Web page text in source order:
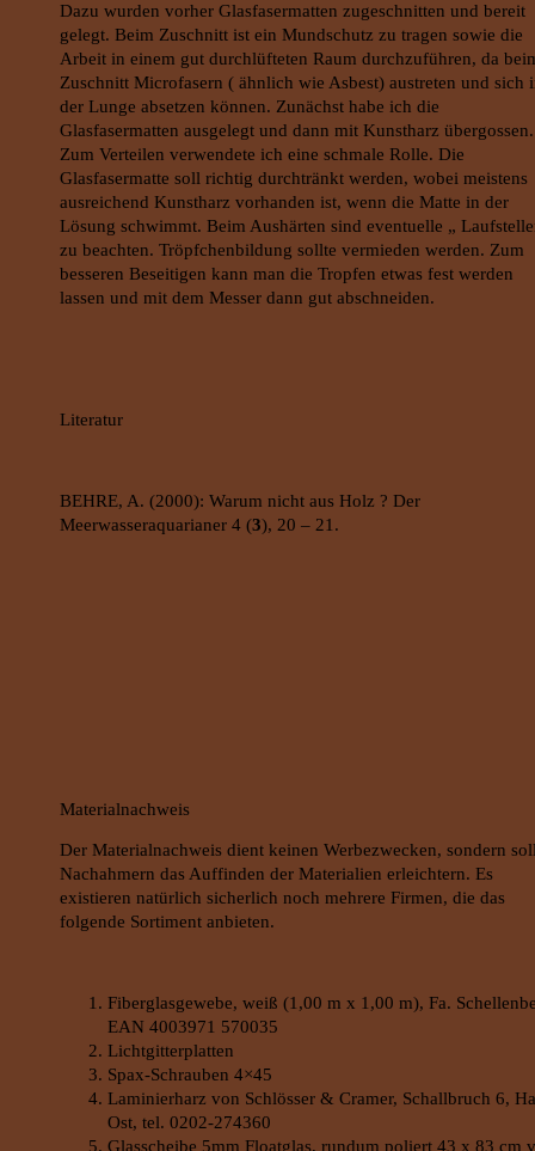
Dazu wurden vorher Glasfasermatten zugeschnitten und bereit
gelegt. Beim Zuschnitt ist ein Mundschutz zu tragen sowie die
Arbeit in einem gut durchlüfteten Raum durchzuführen, da
Zuschnitt Microfasern ( ähnlich wie Asbest) austreten und sich
der Lunge absetzen können. Zunächst habe ich die
Glasfasermatten ausgelegt und dann mit Kunstharz übergossen.
Zum Verteilen verwendete ich eine schmale Rolle. Die
Glasfasermatte soll richtig durchtränkt werden, wobei meistens
ausreichend Kunstharz vorhanden ist, wenn die Matte in der
Lösung schwimmt. Beim Aushärten sind eventuelle „
zu beachten. Tröpfchenbildung sollte vermieden werden. Zum
besseren Beseitigen kann man die Tropfen etwas fest werden
lassen und mit dem Messer dann gut abschneiden.
Literatur
BEHRE, A. (2000): Warum nicht aus Holz ? Der
Meerwasseraquarianer 4 (3), 20 – 21.
Materialnachweis
Der Materialnachweis dient keinen Werbezwecken, sondern
Nachahmern das Auffinden der Materialien erleichtern. Es
existieren natürlich sicherlich noch mehrere Firmen, die das
folgende Sortiment anbieten.
Fiberglasgewebe, weiß (1,00 m x 1,00 m), Fa.
EAN 4003971 570035
Lichtgitterplatten
Spax-Schrauben 4×45
Laminierharz von Schlösser & Cramer, Schallbruch 6,
Ost, tel. 0202-274360
Glasscheibe 5mm Floatglas, rundum poliert 43 x 83 cm